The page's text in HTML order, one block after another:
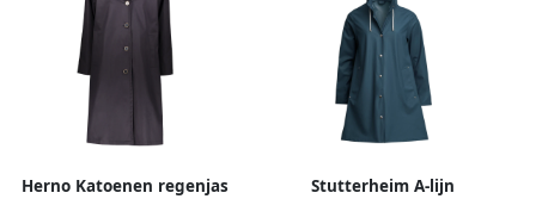
Herno Katoenen regenjas Stutterheim A-lijn